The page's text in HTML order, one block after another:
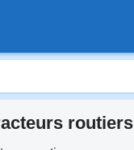
routiers